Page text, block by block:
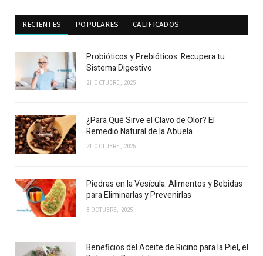
RECIENTES POPULARES CALIFICADOS
Probióticos y Prebióticos: Recupera tu
Sistema Digestivo
21 OCTUBRE, 2025
¿Para Qué Sirve el Clavo de Olor? El
Remedio Natural de la Abuela
21 OCTUBRE, 2025
Piedras en la Vesícula: Alimentos y Bebidas
para Eliminarlas y Prevenirlas
8 OCTUBRE, 2025
Beneficios del Aceite de Ricino para la Piel, el